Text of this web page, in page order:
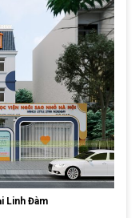
Linh Đàm